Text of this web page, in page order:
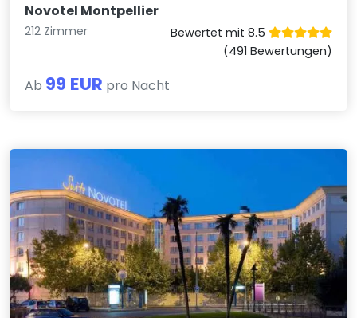
Novotel Montpellier
212 Zimmer
Bewertet mit 8.5
(491 Bewertungen)
Ab 99 EUR pro Nacht